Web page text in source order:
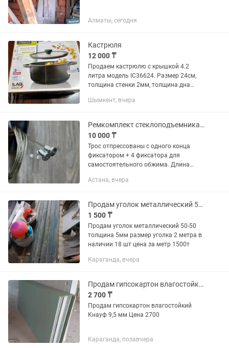
Алматы, сегодня
Кастрюля
12 000 ₸
Продаем кастрюлю с крышкой 4.2
литра модель IC36624. Размер 24см,
толщина стенки 2мм, толщина дна
Отличный подарок для домохозяйки.
Шымкент, вчера
Ремкомплект стеклоподъемника сделай сам ,трос 1,5мм
10 000 ₸
Трос отпрессованы с одного конца
фиксатором + 4 фиксатора для
самостоятельного обжима. Длина
сечение 1,5 мм. (7х7 1,5 мм.).
Астана, вчера
Продам уголок металлический 50-50
1 500 ₸
Продам уголок металлический 50-50
толщина 5мм размер уголка 2 метра в
наличии 18 шт цена за метр 1500т
Караганда, вчера
Продам гипсокартон влагостойкий Кнауф 9,5мм
2 700 ₸
Продам гипсокартон влагостойкий
Кнауф 9,5 мм Цена 2700
Караганда, позавчера